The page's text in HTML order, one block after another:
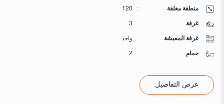
منطقة مغلقة :
120
غرفة :
3
غرفة المعيشة : واحد
حمام :
2
عرض التفاصيل